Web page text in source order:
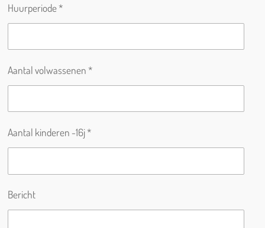
Huurperiode *
Aantal volwassenen *
Aantal kinderen -16j *
Bericht